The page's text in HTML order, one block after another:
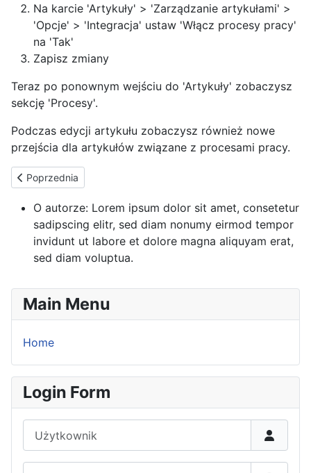
Na karcie 'Artykuły' > 'Zarządzanie artykułami' >
'Opcje' > 'Integracja' ustaw 'Włącz procesy pracy'
na 'Tak'
Zapisz zmiany
Teraz po ponownym wejściu do 'Artykuły' zobaczysz
sekcję 'Procesy'.
Podczas edycji artykułu zobaczysz również nowe
przejścia dla artykułów związane z procesami pracy.
Poprzednia strona: O mnie
Poprzednia
O autorze: Lorem ipsum dolor sit amet, consetetur
sadipscing elitr, sed diam nonumy eirmod tempor
invidunt ut labore et dolore magna aliquyam erat,
sed diam voluptua.
Main Menu
Home
Login Form